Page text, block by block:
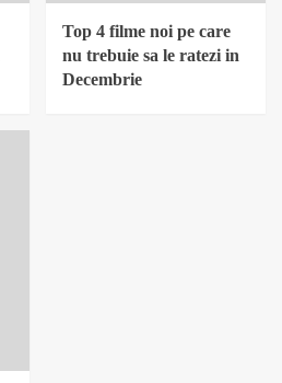
Top 4 filme noi pe care
nu trebuie sa le ratezi in
Decembrie